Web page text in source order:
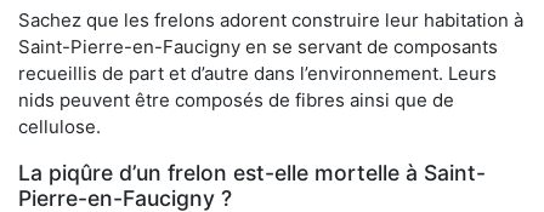
Sachez que les frelons adorent construire leur habitation à
Saint-Pierre-en-Faucigny en se servant de composants
recueillis de part et d’autre dans l’environnement. Leurs
nids peuvent être composés de fibres ainsi que de
cellulose.
La piqûre d’un frelon est-elle mortelle à Saint-
Pierre-en-Faucigny ?